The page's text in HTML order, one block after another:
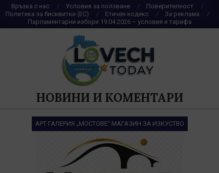
Skip
to
content
Връзка с нас Условия за ползване
Поверителност
Политика за бисквитки (ЕС)
Етичен кодекс
За реклама
Парламентарни избори 19.04.2026 – условия и тарифа
НОВИНИ И КОМЕНТАРИ
АРТ ГАЛЕРИЯ „МОСТОВЕ“ МАГАЗИН ЗА ИЗКУСТВО